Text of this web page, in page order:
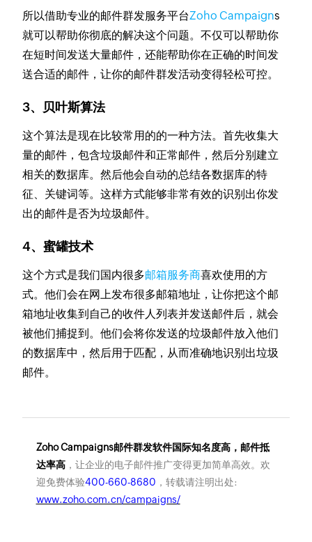
所以借助专业的邮件群发服务平台Zoho Campaigns
就可以帮助你彻底的解决这个问题。不仅可以帮助你
在短时间发送大量邮件，还能帮助你在正确的时间发
送合适的邮件，让你的邮件群发活动变得轻松可控。
3、贝叶斯算法
这个算法是现在比较常用的的一种方法。首先收集大
量的邮件，包含垃圾邮件和正常邮件，然后分别建立
相关的数据库。然后他会自动的总结各数据库的特
征、关键词等。这样方式能够非常有效的识别出你发
出的邮件是否为垃圾邮件。
4、蜜罐技术
这个方式是我们国内很多邮箱服务商喜欢使用的方
式。他们会在网上发布很多邮箱地址，让你把这个邮
箱地址收集到自己的收件人列表并发送邮件后，就会
被他们捕捉到。他们会将你发送的垃圾邮件放入他们
的数据库中，然后用于匹配，从而准确地识别出垃圾
邮件。
Zoho Campaigns邮件群发软件国际知名度高，邮件抵
达率高，让企业的电子邮件推广变得更加简单高效。欢
迎免费体验400-660-8680 ，转载请注明出处:
www.zoho.com.cn/campaigns/